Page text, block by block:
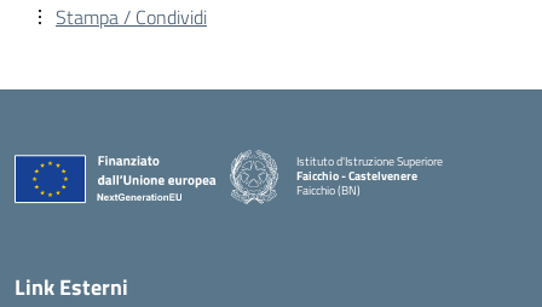
Stampa / Condividi
Istituto d'Istruzione Superiore
Faicchio - Castelvenere
Faicchio (BN)
Link Esterni